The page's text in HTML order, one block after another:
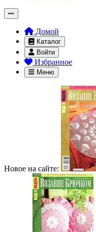
Домой
Каталог
Войти
Избранное
Меню
Новое на сайте: